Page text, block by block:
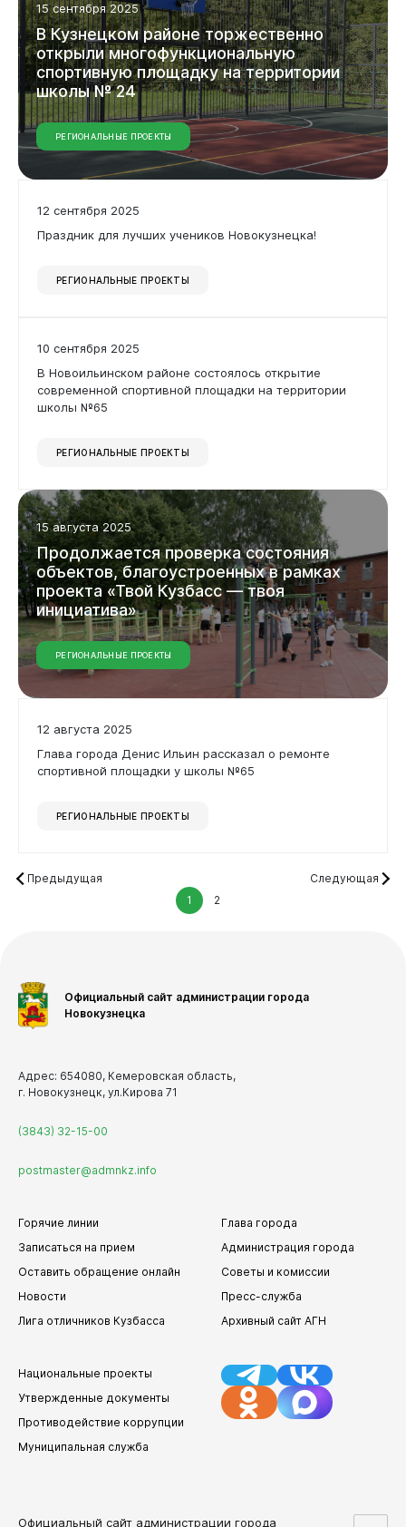
Виртуальнаяприемная
15 сентября 2025
ВКузнецкомрайонеторжественно
открылимногофункциональную
спортивнуюплощадкунатерритории
школы№24
РЕГИОНАЛЬНЫЕ ПРОЕКТЫ
12 сентября 2025
Праздник для лучших учеников Новокузнецка!
РЕГИОНАЛЬНЫЕ ПРОЕКТЫ
10 сентября 2025
В Новоильинском районе состоялось открытие
современной спортивной площадки на территории
школы №65
РЕГИОНАЛЬНЫЕ ПРОЕКТЫ
15 августа 2025
Продолжаетсяпроверкасостояния
объектов,благоустроенныхврамках
проекта «ТвойКузбасс—твоя
инициатива»
РЕГИОНАЛЬНЫЕ ПРОЕКТЫ
12 августа 2025
Глава города Денис Ильин рассказал о ремонте
спортивной площадки у школы №65
РЕГИОНАЛЬНЫЕ ПРОЕКТЫ
Предыдущая
1
2
Следующая
Официальный сайт администрации города
Новокузнецка
Адрес: 654080, Кемеровская область,
г. Новокузнецк, ул.Кирова 71
(3843) 32-15-00
postmaster@admnkz.info
Горячие линии
Записаться на прием
Оставить обращение онлайн
Новости
Лига отличников Кузбасса
Глава города
Администрация города
Советы и комиссии
Пресс-служба
Архивный сайт АГН
Национальные проекты
Утвержденные документы
Противодействие коррупции
Муниципальная служба
Официальный сайт администрации города